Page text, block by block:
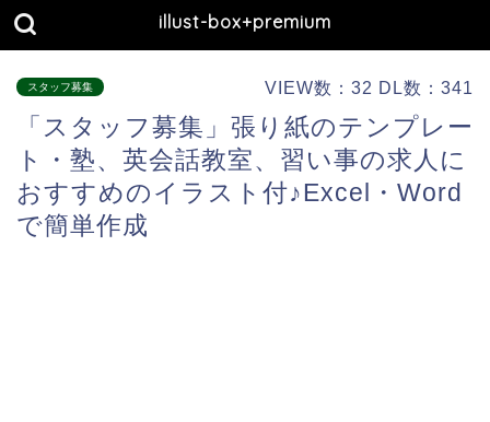
illust-box+premium
スタッフ募集 VIEW数：32 DL数：341
「スタッフ募集」張り紙のテンプレー
ト・塾、英会話教室、習い事の求人に
おすすめのイラスト付♪Excel・Word
で簡単作成